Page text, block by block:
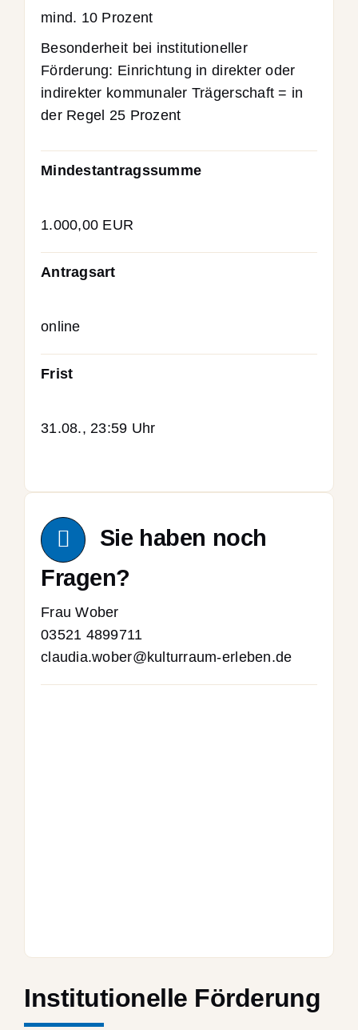
mind. 10 Prozent
Besonderheit bei institutioneller
Förderung: Einrichtung in direkter oder
indirekter kommunaler Trägerschaft = in
der Regel 25 Prozent
Mindestantragssumme
1.000,00 EUR
Antragsart
online
Frist
31.08., 23:59 Uhr
Sie haben noch
Fragen?
Frau Wober
03521 4899711
claudia.wober@kulturraum-erleben.de
Institutionelle Förderung